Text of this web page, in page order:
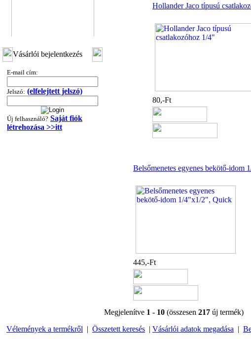
3/8"x1/4"x3/8", Quick
---------
360,-Ft
Vásárlói bejelentkezés
E-mail cím:
Jelszó: (elfelejtett jelszó)
Új felhasználó? Saját fiók
létrehozása >>itt
Hollander Jaco típusú
80,-Ft
Belsőmenetes egyenes bekötő-idom
445,-Ft
Megjelenítve 1 - 10 (összesen 217 új termék)
Vélemények a termékről | Összetett keresés | Vásárlói adatok megadása |